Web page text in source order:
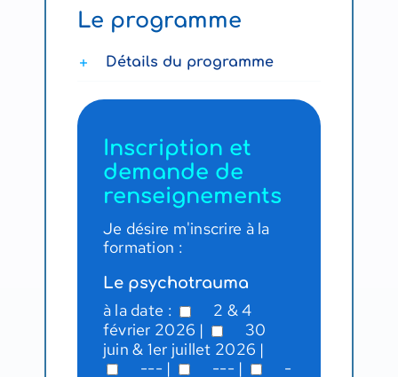
Le programme
Détails du programme
Inscription et
demande de
renseignements
Je désire m'inscrire à la
formation :
Le psychotrauma
à la date :
2 & 4
février 2026 |
30
juin & 1er juillet 2026 |
--- | --- | -